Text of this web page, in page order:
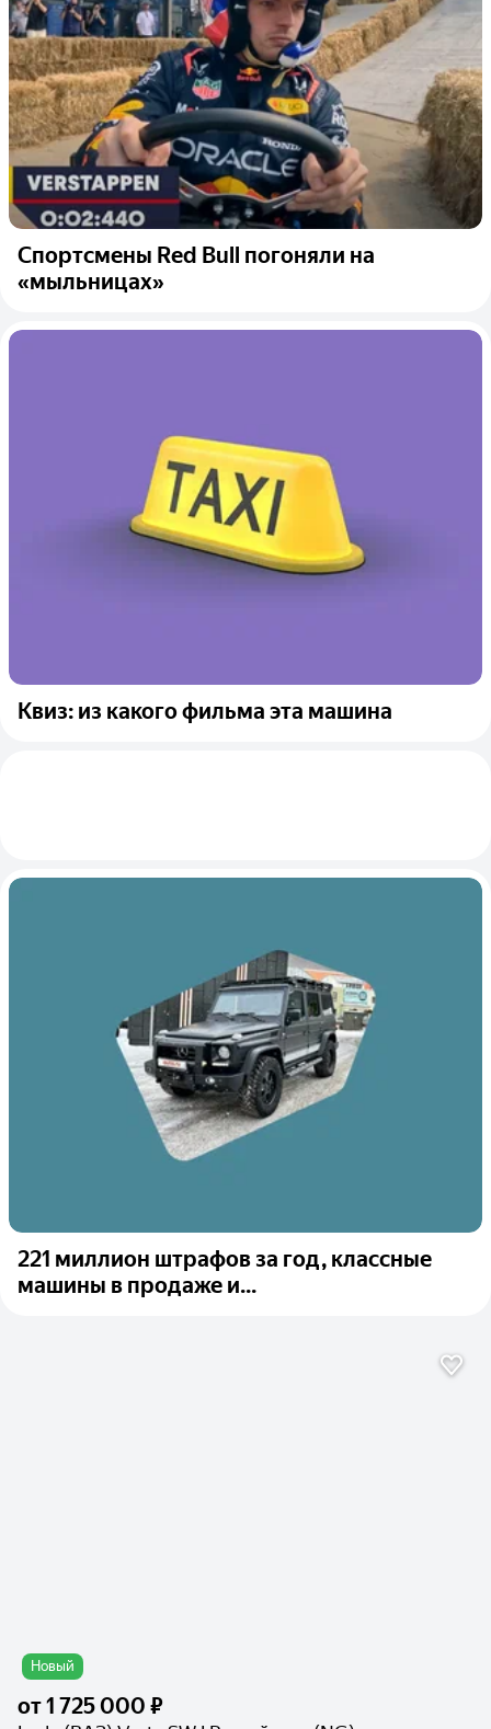
Спортсмены Red Bull погоняли на
«мыльницах»
Квиз: из какого фильма эта машина
221 миллион штрафов за год, классные
машины в продаже и...
Новый
от1 725 000 ₽